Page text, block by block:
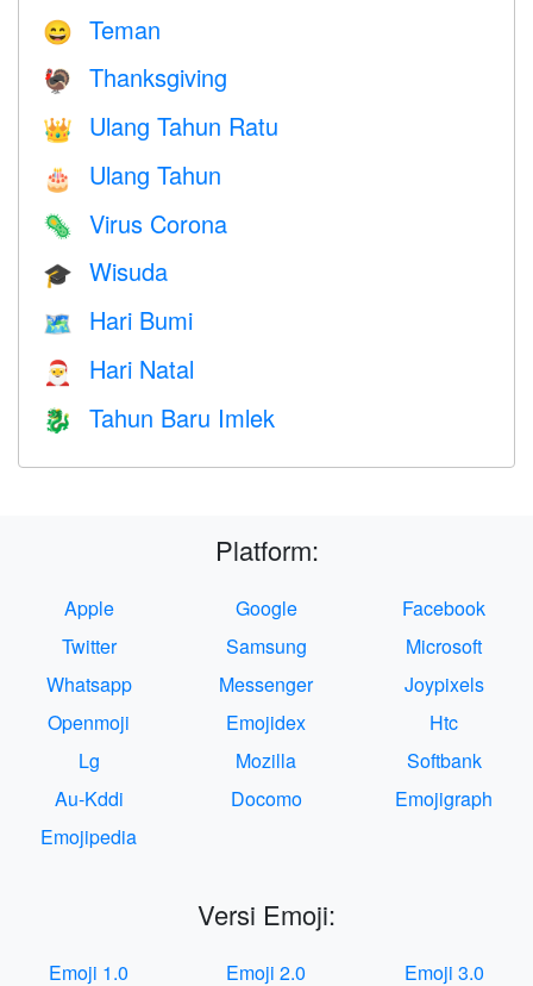
😄 Teman
🦃 Thanksgiving
👑 Ulang Tahun Ratu
🎂 Ulang Tahun
🦠 Virus Corona
🎓 Wisuda
🗺️ Hari Bumi
🎅 Hari Natal
🐉 Tahun Baru Imlek
Platform:
Apple Google
Facebook
Twitter
Samsung
Microsoft
Whatsapp
Messenger
Joypixels
Openmoji
Emojidex
Htc
Lg
Mozilla
Softbank
Au-Kddi
Docomo
Emojigraph
Emojipedia
Versi Emoji:
Emoji 1.0 Emoji 2.0 Emoji 3.0